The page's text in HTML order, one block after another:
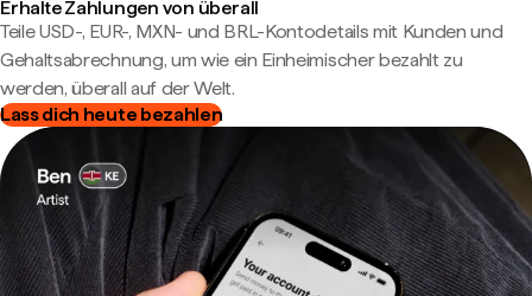
Erhalte Zahlungen von überall
Teile USD-, EUR-, MXN- und BRL-Kontodetails mit Kunden und
Gehaltsabrechnung, um wie ein Einheimischer bezahlt zu
werden, überall auf der Welt.
Lass dich heute bezahlen